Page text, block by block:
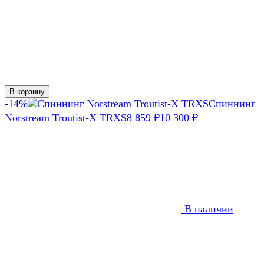
В корзину
-14%
Спиннинг
Norstream Troutist-X TRXS8 859 ₽10 300 ₽
В наличии